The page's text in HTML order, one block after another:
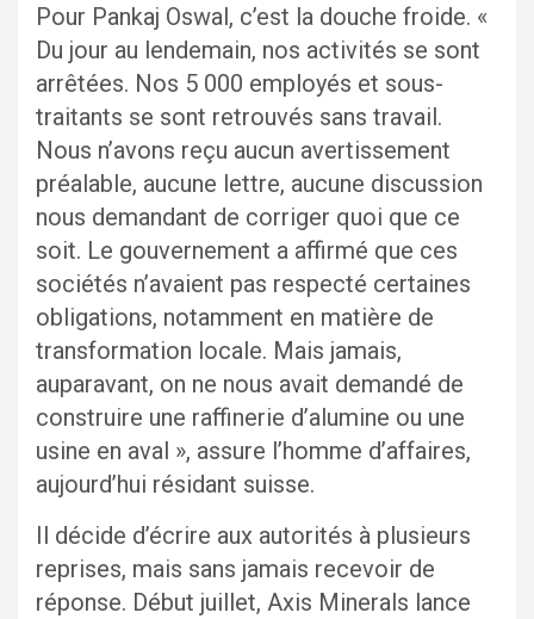
Pour Pankaj Oswal, c’est la douche froide. «
Du jour au lendemain, nos activités se sont
arrêtées. Nos 5 000 employés et sous-
traitants se sont retrouvés sans travail.
Nous n’avons reçu aucun avertissement
préalable, aucune lettre, aucune discussion
nous demandant de corriger quoi que ce
soit. Le gouvernement a affirmé que ces
sociétés n’avaient pas respecté certaines
obligations, notamment en matière de
transformation locale. Mais jamais,
auparavant, on ne nous avait demandé de
construire une raffinerie d’alumine ou une
usine en aval », assure l’homme d’affaires,
aujourd’hui résidant suisse.
Il décide d’écrire aux autorités à plusieurs
reprises, mais sans jamais recevoir de
réponse. Début juillet, Axis Minerals lance